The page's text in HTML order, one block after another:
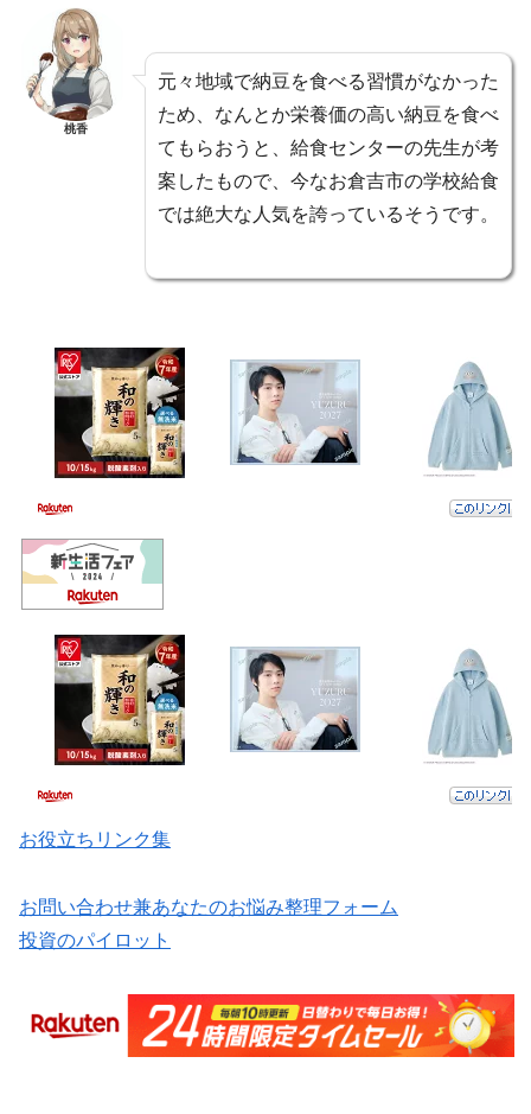
桃香
元々地域で納豆を食べる習慣がなかった
ため、なんとか栄養価の高い納豆を食べ
てもらおうと、給食センターの先生が考
案したもので、今なお倉吉市の学校給食
では絶大な人気を誇っているそうです。
お役立ちリンク集
お問い合わせ兼あなたのお悩み整理フォーム
投資のパイロット